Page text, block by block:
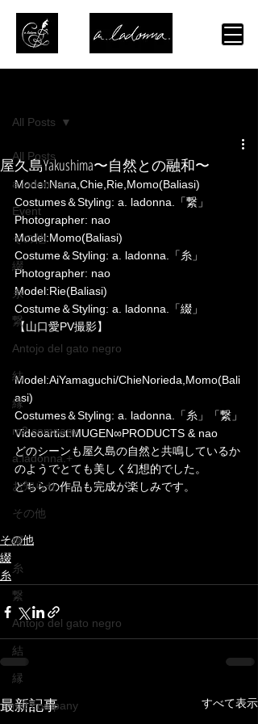
All Posts
a.ladonna.+
Event
その他
綴
糸
繋
Antojo del gato negro
結
縁
m3 company
a.ladonna.+
お知らせ
その他
綴
糸
繋
Antojo del gato negro
結
縁
m3 company
All Posts
屋久島Yakushima〜自然との融和〜
Model:Nana,Chie,Rie,Momo(Baliasi)
Costumes＆Styling: a. ladonna.「繋」
Photographer: nao
Model:Momo(Baliasi)
Costume＆Styling: a. ladonna.「糸」
Photographer: nao
Model:Rie(Baliasi)
Costume＆Styling: a. ladonna.「綴」
【山口愛PV撮影】
Model:AiYamaguchi/ChieNorieda,Momo(Bali
asi)
Costumes＆Styling: a. ladonna.「糸」「繋」
Videoartist:MUGEN∞PRODUCTS & nao
どのシーンも屋久島の自然と共鳴しているか
のようでとても美しく幻想的でした。
どちらの作品も完成が楽しみです。
その他
綴
糸
最新記事 すべて表示